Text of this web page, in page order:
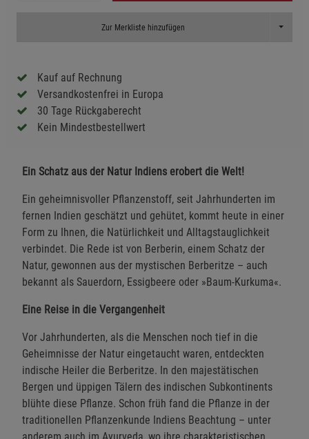
Zur Merkliste hinzufügen Toggle
Kauf auf Rechnung
Versandkostenfrei in Europa
30 Tage Rückgaberecht
Kein Mindestbestellwert
Ein Schatz aus der Natur Indiens erobert die Welt!
Ein geheimnisvoller Pflanzenstoff, seit Jahrhunderten im
fernen Indien geschätzt und gehütet, kommt heute in einer
Form zu Ihnen, die Natürlichkeit und Alltagstauglichkeit
verbindet. Die Rede ist von Berberin, einem Schatz der
Natur, gewonnen aus der mystischen Berberitze – auch
bekannt als Sauerdorn, Essigbeere oder »Baum-Kurkuma«.
Eine Reise in die Vergangenheit
Vor Jahrhunderten, als die Menschen noch tief in die
Geheimnisse der Natur eingetaucht waren, entdeckten
indische Heiler die Berberitze. In den majestätischen
Bergen und üppigen Tälern des indischen Subkontinents
blühte diese Pflanze. Schon früh fand die Pflanze in der
traditionellen Pflanzenkunde Indiens Beachtung – unter